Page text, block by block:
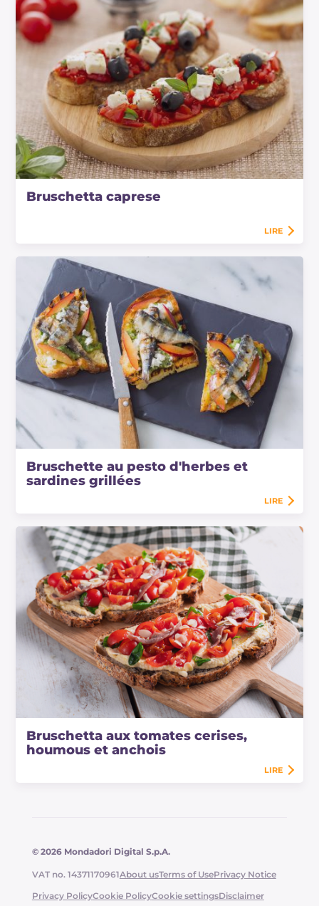
Bruschetta caprese
LIRE
Bruschette au pesto d'herbes et
sardines grillées
LIRE
Bruschetta aux tomates cerises,
houmous et anchois
LIRE
© 2026 Mondadori Digital S.p.A.
VAT no. 14371170961About usTerms of UsePrivacy Notice
Privacy PolicyCookie PolicyCookie settingsDisclaimer